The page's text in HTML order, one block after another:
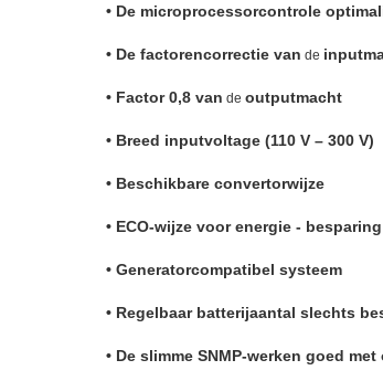
• De microprocessorcontrole
• De factorencorrectie van de input
• Factor 0,8 van deoutputmacht
• Breed inputvoltage(110V–300V)
• Beschikbare convertorwijze
• ECO-wijze voor energie -
• Generatorcompatibel systeem
• Regelbaar batterijaantal slechts
• De slimme SNMP-werken goed